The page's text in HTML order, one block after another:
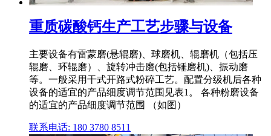
重质碳酸钙生产工艺步骤与设备
主要设备有雷蒙磨(悬辊磨)、球磨机、辊磨机（包括压
辊磨、环辊磨）、旋转冲击磨(包括锤磨机)、振动磨
等。一般采用干式开路式粉碎工艺。配置分级机后各种
设备的适宜的产品细度调节范围见表1。 各种粉磨设备
的适宜的产品细度调节范围 （如图）
联系电话: 180 3780 8511